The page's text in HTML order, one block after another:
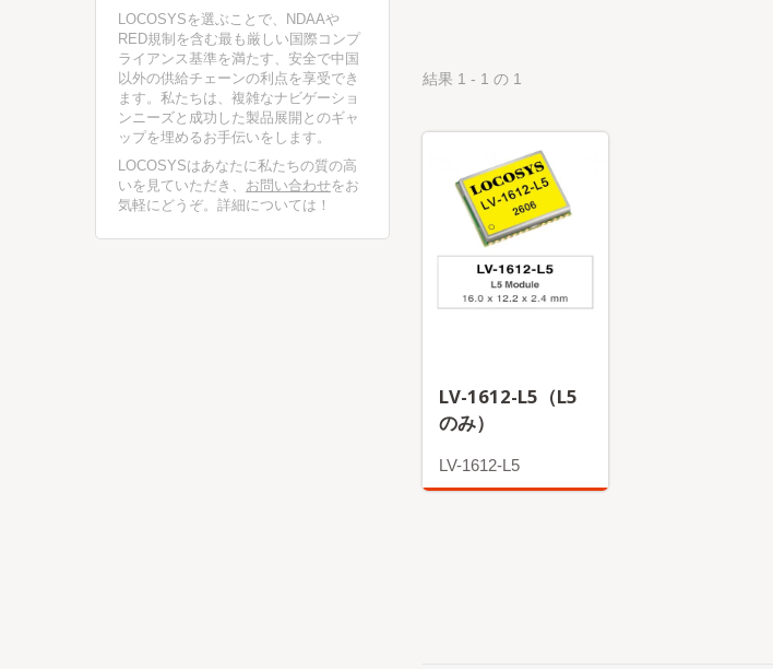
LOCOSYSを選ぶことで、NDAAや
RED規制を含む最も厳しい国際コンプ
ライアンス基準を満たす、安全で中国
以外の供給チェーンの利点を享受でき
ます。私たちは、複雑なナビゲーショ
ンニーズと成功した製品展開とのギャ
ップを埋めるお手伝いをします。
LOCOSYSはあなたに私たちの質の高
いを見ていただき、 お問い合わせをお
気軽にどうぞ。詳細については！
結果 1 - 1 の 1
LV-1612-L5（L5
のみ）
LV-1612-L5